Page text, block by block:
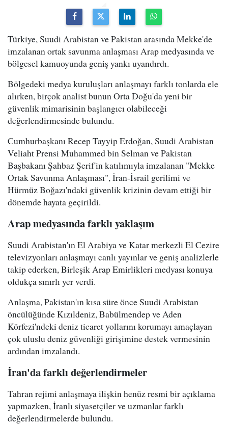
Türkiye, Suudi Arabistan ve Pakistan arasında Mekke'de
imzalanan ortak savunma anlaşması Arap medyasında ve
bölgesel kamuoyunda geniş yankı uyandırdı.
Bölgedeki medya kuruluşları anlaşmayı farklı tonlarda ele
alırken, birçok analist bunun Orta Doğu'da yeni bir
güvenlik mimarisinin başlangıcı olabileceği
değerlendirmesinde bulundu.
Cumhurbaşkanı Recep Tayyip Erdoğan, Suudi Arabistan
Veliaht Prensi Muhammed bin Selman ve Pakistan
Başbakanı Şahbaz Şerif'in katılımıyla imzalanan "Mekke
Ortak Savunma Anlaşması", İran-İsrail gerilimi ve
Hürmüz Boğazı'ndaki güvenlik krizinin devam ettiği bir
dönemde hayata geçirildi.
Arap medyasında farklı yaklaşım
Suudi Arabistan'ın El Arabiya ve Katar merkezli El Cezire
televizyonları anlaşmayı canlı yayınlar ve geniş analizlerle
takip ederken, Birleşik Arap Emirlikleri medyası konuya
oldukça sınırlı yer verdi.
Anlaşma, Pakistan'ın kısa süre önce Suudi Arabistan
öncülüğünde Kızıldeniz, Babülmendep ve Aden
Körfezi'ndeki deniz ticaret yollarını korumayı amaçlayan
çok uluslu deniz güvenliği girişimine destek vermesinin
ardından imzalandı.
İran'da farklı değerlendirmeler
Tahran rejimi anlaşmaya ilişkin henüz resmi bir açıklama
yapmazken, İranlı siyasetçiler ve uzmanlar farklı
değerlendirmelerde bulundu.